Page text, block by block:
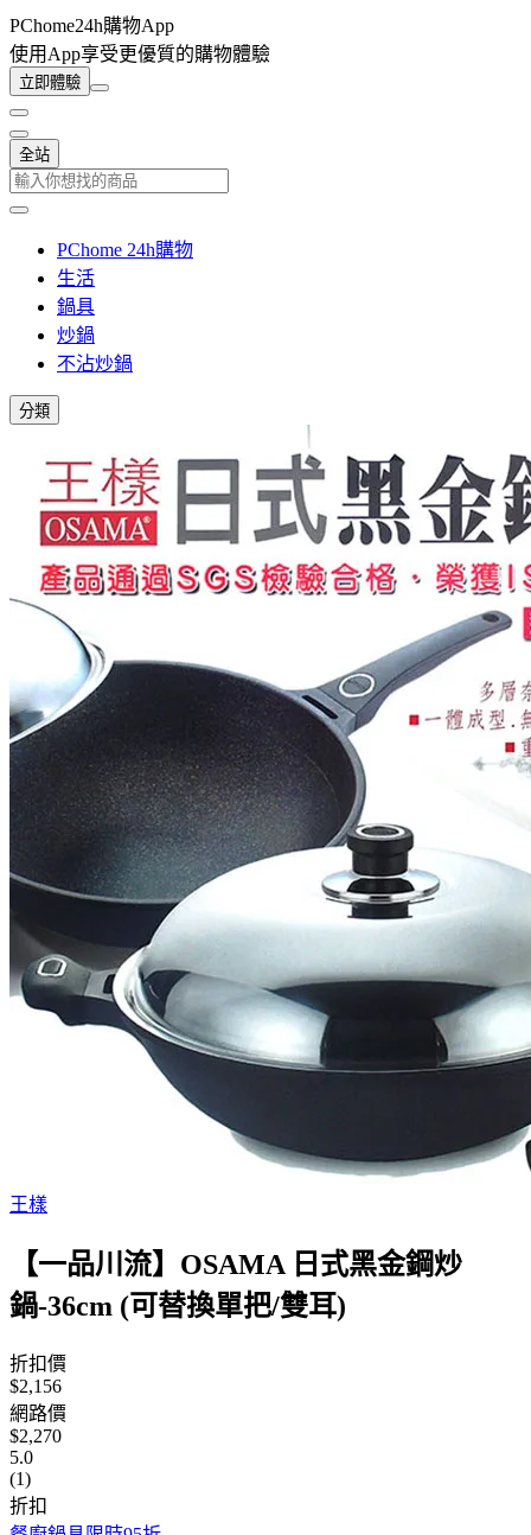
PChome24h購物App
使用App享受更優質的購物體驗
立即體驗
全站
PChome 24h購物
生活
鍋具
炒鍋
不沾炒鍋
分類
王樣
【一品川流】OSAMA 日式黑金鋼炒
鍋-36cm (可替換單把/雙耳)
折扣價
$2,156
網路價
$2,270
5.0
(1)
折扣